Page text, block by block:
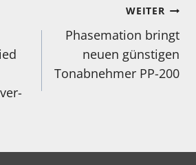
WEITER
Phasemation bringt
neuen günstigen
Tonabnehmer PP-200